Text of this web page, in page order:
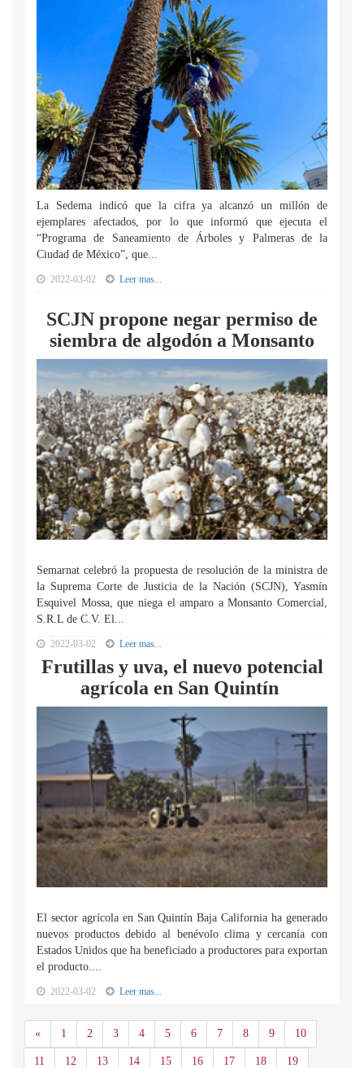
La Sedema indicó que la cifra ya alcanzó un millón de
ejemplares afectados, por lo que informó que ejecuta el
“Programa de Saneamiento de Árboles y Palmeras de la
Ciudad de México”, que...
2022-03-02 Leer mas...
SCJN propone negar permiso de
siembra de algodón a Monsanto
Semarnat celebró la propuesta de resolución de la ministra de
la Suprema Corte de Justicia de la Nación (SCJN), Yasmín
Esquivel Mossa, que niega el amparo a Monsanto Comercial,
S.R.L de C.V. El...
2022-03-02 Leer mas...
Frutillas y uva, el nuevo potencial
agrícola en San Quintín
El sector agrícola en San Quintín Baja California ha generado
nuevos productos debido al benévolo clima y cercanía con
Estados Unidos que ha beneficiado a productores para exportan
el producto....
2022-03-02 Leer mas...
«Anterior
1 2 3 4 5 6 7 8 9 10
11 12 13 14 15 16 17 18 19